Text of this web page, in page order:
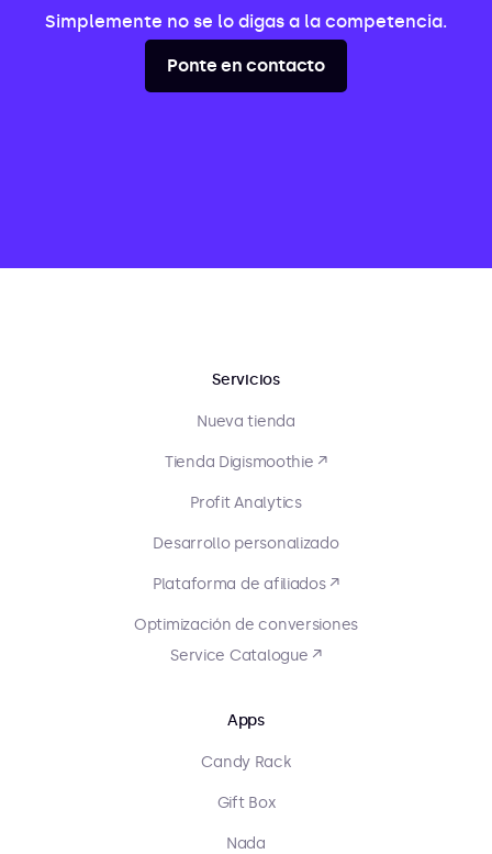
Simplemente no se lo digas a la competencia.
Ponte en contacto
Servicios
Nueva tienda
Tienda Digismoothie ↗
Profit Analytics
Desarrollo personalizado
Plataforma de afiliados ↗
Optimización de conversiones
Service Catalogue ↗
Apps
Candy Rack
Gift Box
Nada